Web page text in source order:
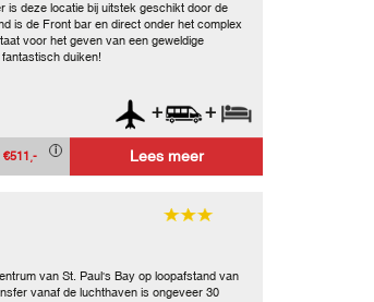
is deze locatie bij uitstek geschikt door de
is de Front bar en direct onder het complex
voor het geven van een geweldige
duiken!
+ +
€511,- Lees meer
van St. Paul's Bay op loopafstand van
vanaf de luchthaven is ongeveer 30